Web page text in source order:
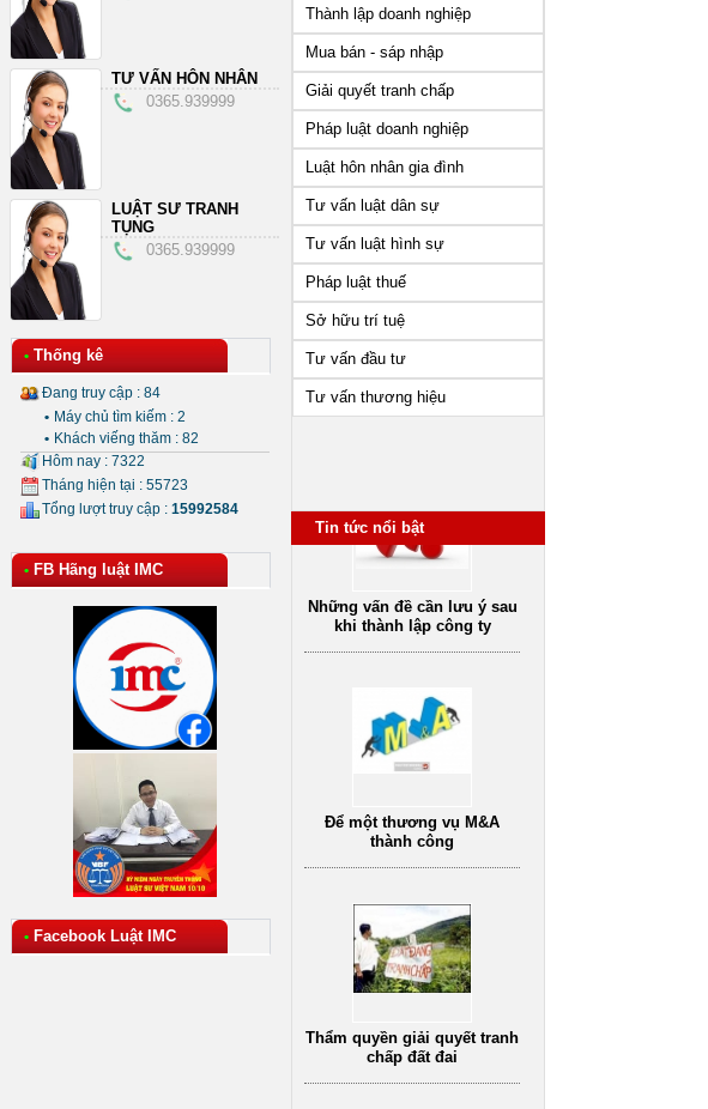
Dịch vụ tư vấn luật
hôn nhân gia đình
TƯ VẤN HÔN NHÂN
0365.939999
LUẬT SƯ TRANH
TỤNG
0365.939999
• Thống kê
Đang truy cập : 84
• Máy chủ tìm kiếm : 2
• Khách viếng thăm : 82
Hôm nay : 7322
Tháng hiện tại : 55723
Tổng lượt truy cập : 15992584
• FB Hãng luật IMC
• Facebook Luật IMC
Thành lập doanh nghiệp
Mua bán - sáp nhập
Giải quyết tranh chấp
Pháp luật doanh nghiệp
Luật hôn nhân gia đình
Tư vấn luật dân sự
Tư vấn luật hình sự
Pháp luật thuế
Sở hữu trí tuệ
Tư vấn đầu tư
Tư vấn thương hiệu
Tin tức nổi bật
khi thành lập công ty
Để một thương vụ M&A
thành công
Thẩm quyền giải quyết tranh
chấp đất đai